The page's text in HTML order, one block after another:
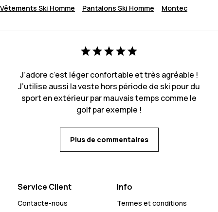
Vêtements Ski Homme Pantalons Ski Homme Montec
J’adore c’est léger confortable et très agréable !
J’utilise aussi la veste hors période de ski pour du
sport en extérieur par mauvais temps comme le
golf par exemple !
Plus de commentaires
Service Client
Contacte-nous
Info
Termes et conditions